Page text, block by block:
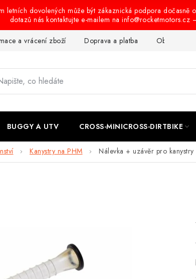
letních dovolených může být zákaznická podpora
dotazů nás kontaktujte e-mailem na
a vrácení zboží Doprava a platba Obchodní
BUGGY A UTV CROSS-MINICROSS-DIRTBIKE
Kanystry na PHM Nálevka + uzávěr pro